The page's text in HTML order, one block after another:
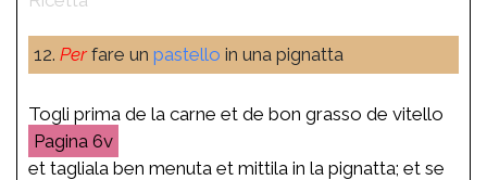
12. Perfare un pastello in una pignatta
Togli prima de la carne et de bon grasso de vitello
6v
et tagliala ben menuta et mittila in la pignatta; et se